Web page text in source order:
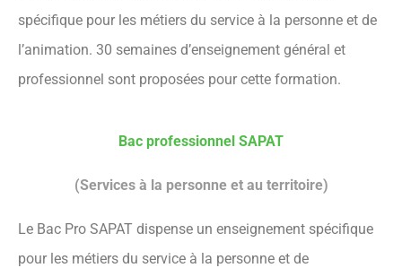
spécifique pour les métiers du service à la personne et de
l’animation. 30 semaines d’enseignement général et
professionnel sont proposées pour cette formation.
Bac professionnel SAPAT
(Services à la personne et au territoire)
Le Bac Pro SAPAT dispense un enseignement spécifique
pour les métiers du service à la personne et de